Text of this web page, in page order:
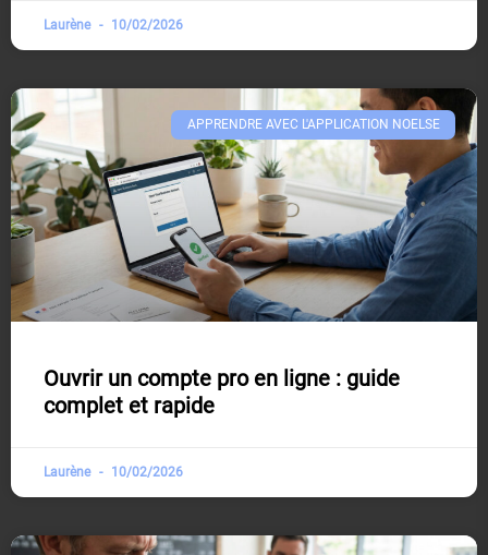
Laurène 10/02/2026
APPRENDRE AVEC L'APPLICATION NOELSE​
Ouvrir un compte pro en ligne : guide
complet et rapide
Laurène 10/02/2026